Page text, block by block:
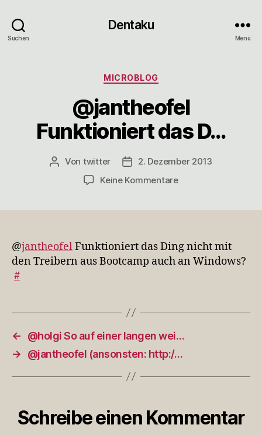
Suchen
Dentaku
Menü
Kategorien
MICROBLOG
@jantheofel
Funktioniert das D…
Beitragsautor
Von twitter Veröffentlichungsdatum
2. Dezember 2013
Keine Kommentarezu
@jantheofelFunktioniert das Ding nicht mit
den Treibern aus Bootcamp auch an Windows?
#
←
@holgi So auf einer langen wei…
→
@jantheofel (ansonsten: http:/…
Schreibe einen Kommentar